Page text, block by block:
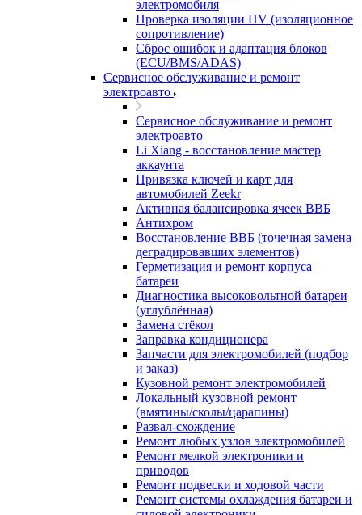
электромобиля
Проверка изоляции HV (изоляционное
сопротивление)
Сброс ошибок и адаптация блоков
(ECU/BMS/ADAS)
Сервисное обслуживание и ремонт
электроавто
Сервисное обслуживание и ремонт
электроавто
Li Xiang - восстановление мастер
аккаунта
Привязка ключей и карт для
автомобилей Zeekr
Активная балансировка ячеек ВВБ
Антихром
Восстановление ВВБ (точечная замена
деградировавших элементов)
Герметизация и ремонт корпуса
батареи
Диагностика высоковольтной батареи
(углублённая)
Замена стёкол
Заправка кондиционера
Запчасти для электромобилей (подбор
и заказ)
Кузовной ремонт электромобилей
Локальный кузовной ремонт
(вмятины/сколы/царапины)
Развал-схождение
Ремонт любых узлов электромобилей
Ремонт мелкой электроники и
приводов
Ремонт подвески и ходовой части
Ремонт системы охлаждения батареи и